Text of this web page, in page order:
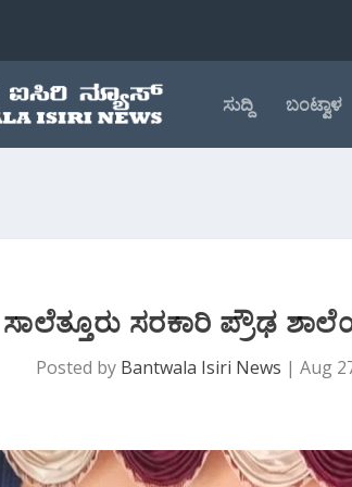
ಸುದ್ದಿ ಬಂಟ್ವಾಳ
ಸಾಲೆತ್ತೂರು ಸರಕಾರಿ ಪ್ರೌಢ
Posted by Bantwala Isiri News |Aug